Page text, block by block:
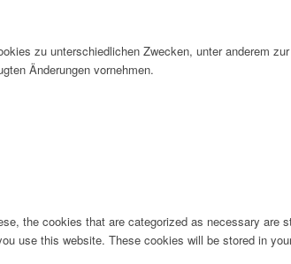
zu unterschiedlichen Zwecken, unter anderem
Änderungen vornehmen.
the cookies that are categorized as necessary are
use this website. These cookies will be stored in